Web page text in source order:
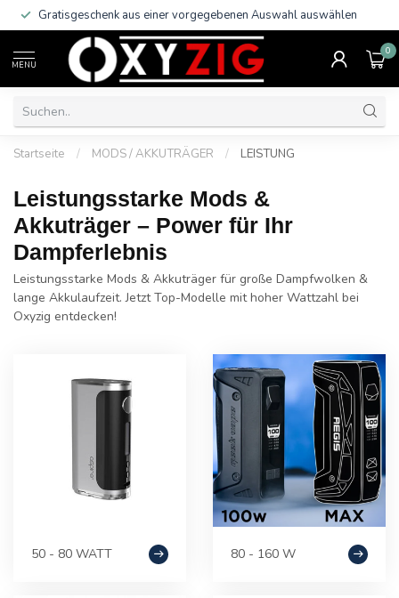
Gratisgeschenk aus einer vorgegebenen Auswahl auswählen
MENU
0
Startseite / MODS / AKKUTRÄGER / LEISTUNG
Leistungsstarke Mods &
Akkuträger – Power für Ihr
Dampferlebnis
Leistungsstarke Mods & Akkuträger für große Dampfwolken &
lange Akkulaufzeit. Jetzt Top-Modelle mit hoher Wattzahl bei
Oxyzig entdecken!
50 - 80 WATT 80 - 160 W